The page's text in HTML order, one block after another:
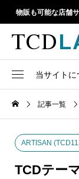
物販も可能な店舗
当サイトに
1カラム
Google Map
TCD LABOとは
TCDテーマ一覧
ファイルの編集方
WordPressテー
人気ランキング
アップデート情報
記事一覧
ARTISAN
TCDテー